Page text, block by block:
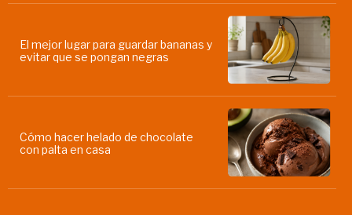
El mejor lugar para guardar bananas y
evitar que se pongan negras
Cómo hacer helado de chocolate
con palta en casa